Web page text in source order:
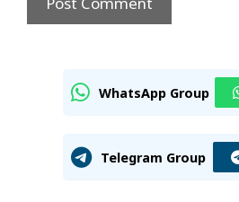
WhatsApp Group
Telegram Group